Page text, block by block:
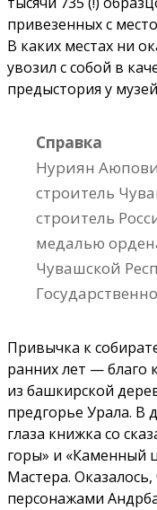
привезенных с
В каких местах ни
увозил с собой в
предыстория у
Справка
Нуриян
строитель
строитель
медалью
Чувашской
Привычка к
ранних лет — благо
из башкирской
предгорье Урала. В
глаза книжка со
горы» и «Каменный
Мастера.
персонажами